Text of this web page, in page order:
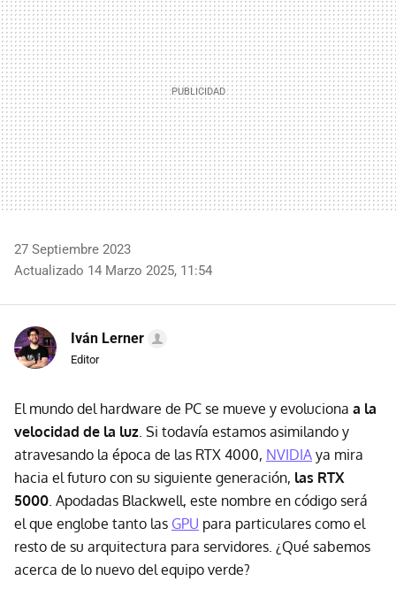
27 Septiembre 2023
Actualizado 14 Marzo 2025, 11:54
Iván Lerner
Editor
El mundo del hardware de PC se mueve y evoluciona a la
velocidad de la luz. Si todavía estamos asimilando y
atravesando la época de las RTX 4000, NVIDIA ya mira
hacia el futuro con su siguiente generación, las RTX
5000. Apodadas Blackwell, este nombre en código será
el que englobe tanto las GPU para particulares como el
resto de su arquitectura para servidores. ¿Qué sabemos
acerca de lo nuevo del equipo verde?